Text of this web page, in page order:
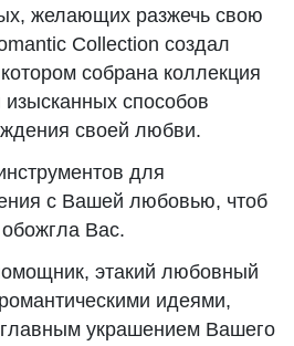
желающих разжечь свою
Collection создал
собрана коллекция
способов
своей любви.
для
с Вашей любовью, чтоб
Вас.
этакий любовный
идеями,
украшением Вашего